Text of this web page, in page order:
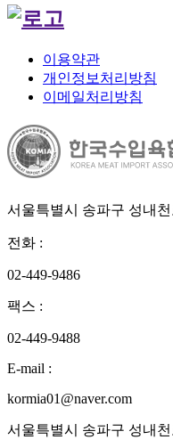
이용약관
개인정보처리방침
이메일처리방침
서울특별시 송파구 성내
전화 :
02-449-9486
팩스 :
02-449-9488
E-mail :
kormia01@naver.com
서울특별시 송파구 성내